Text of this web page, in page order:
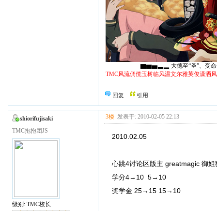
▇▆▅▃▂ 大德至“圣”、受命于“
TMC风流倜傥玉树临风温文尔雅英俊潇洒
回复 引用
shiorifujisaki
TMC抱抱团JS
级别: TMC校长
3楼 发表于: 2010-02-05 22:13
2010.02.05
心跳4讨论区版主 greatmagic 御姐
学分4→10 5→10
奖学金 25→15 15→10